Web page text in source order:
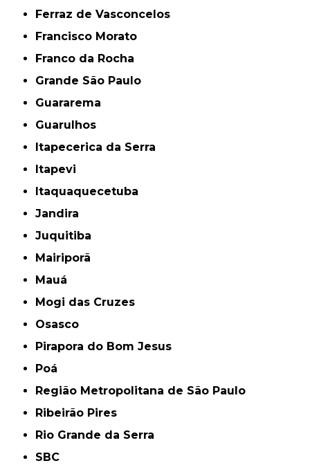
Ferraz de Vasconcelos
Francisco Morato
Franco da Rocha
Grande São Paulo
Guararema
Guarulhos
Itapecerica da Serra
Itapevi
Itaquaquecetuba
Jandira
Juquitiba
Mairiporã
Mauá
Mogi das Cruzes
Osasco
Pirapora do Bom Jesus
Poá
Região Metropolitana de São Paulo
Ribeirão Pires
Rio Grande da Serra
SBC